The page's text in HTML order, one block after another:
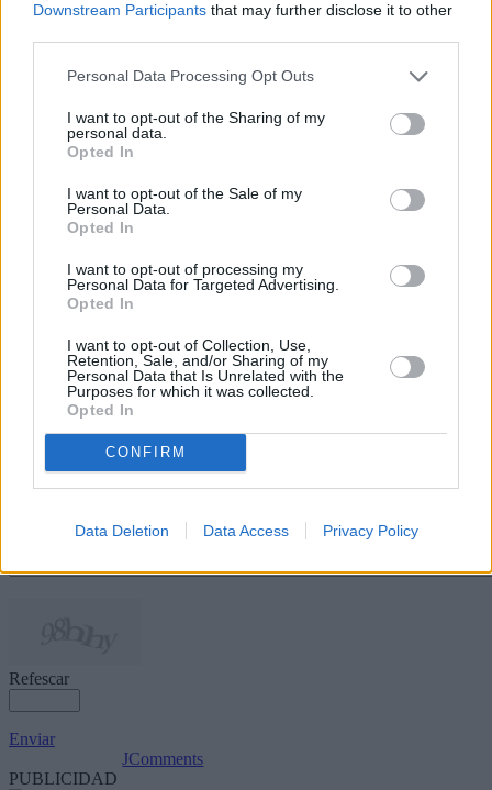
Downstream Participants that may further disclose it to other
Personal Data Processing Opt Outs
I want to opt-out of the Sharing of my
personal data.
Opted In
I want to opt-out of the Sale of my
Personal Data.
Opted In
I want to opt-out of processing my
Personal Data for Targeted Advertising.
Opted In
I want to opt-out of Collection, Use,
Retention, Sale, and/or Sharing of my
Personal Data that Is Unrelated with the
Purposes for which it was collected.
Opted In
CONFIRM
Data Deletion Data Access Privacy Policy
Simultáneamente, el Servicio de
Publicaciones del Cabildo de
Lanzarote, que también depende de la
anunciado la reedición del libro "Javier
recoge una selección de las mejores
instantáneas del autor y textos del
profesor de Historia de la Fotografía de
Carlos Schwartz y del propio Mario
Ferrer. Esta reedición, de 300
ejemplares, está financiada por el
Centro de Datos del Cabildo de
Lanzarote, de quien depende el
proyecto Memoria Digital de Lanzarote.
Escribir un comentario
Nombre
(requerido)
Refescar
Enviar
JComments
PUBLICIDAD